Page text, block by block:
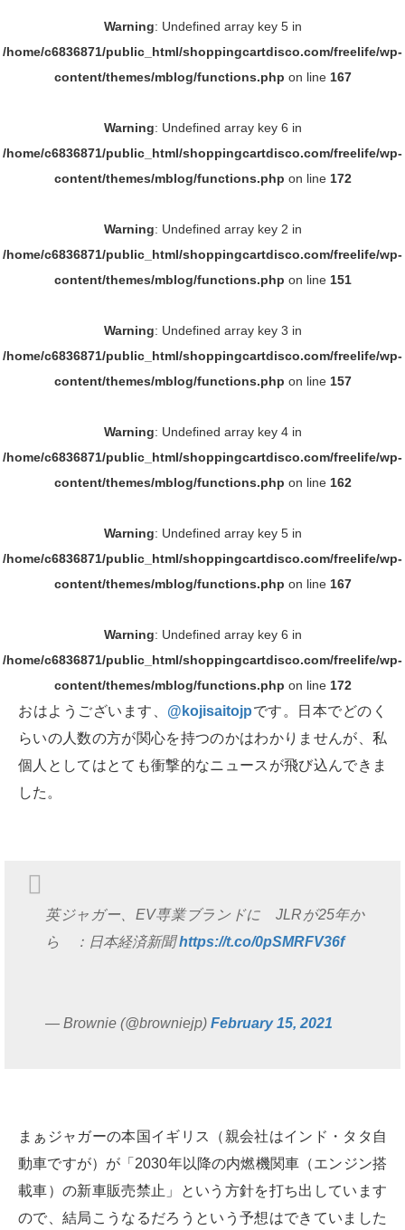
Warning: Undefined array key 5 in
/home/c6836871/public_html/shoppingcartdisco.com/freelife/wp-
content/themes/mblog/functions.php on line 167
Warning: Undefined array key 6 in
/home/c6836871/public_html/shoppingcartdisco.com/freelife/wp-
content/themes/mblog/functions.php on line 172
Warning: Undefined array key 2 in
/home/c6836871/public_html/shoppingcartdisco.com/freelife/wp-
content/themes/mblog/functions.php on line 151
Warning: Undefined array key 3 in
/home/c6836871/public_html/shoppingcartdisco.com/freelife/wp-
content/themes/mblog/functions.php on line 157
Warning: Undefined array key 4 in
/home/c6836871/public_html/shoppingcartdisco.com/freelife/wp-
content/themes/mblog/functions.php on line 162
Warning: Undefined array key 5 in
/home/c6836871/public_html/shoppingcartdisco.com/freelife/wp-
content/themes/mblog/functions.php on line 167
Warning: Undefined array key 6 in
/home/c6836871/public_html/shoppingcartdisco.com/freelife/wp-
content/themes/mblog/functions.php on line 172
おはようございます、 @kojisaitojpです。日本でどのく
らいの人数の方が関心を持つのかはわかりませんが、私
個人としてはとても衝撃的なニュースが飛び込んできま
した。
英ジャガー、EV専業ブランドに JLRが25年か
ら ：日本経済新聞https://t.co/0pSMRFV36f
— Brownie (@browniejp) February 15, 2021
まぁジャガーの本国イギリス（親会社はインド・タタ自
動車ですが）が「2030年以降の内燃機関車（エンジン搭
載車）の新車販売禁止」という方針を打ち出しています
ので、結局こうなるだろうという予想はできていました